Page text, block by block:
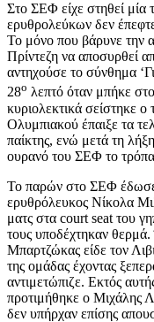
Στο ΣΕΦ είχε στηθεί μία
ερυθρολεύκων δεν
Το μόνο που βάρυνε την
Πρίντεζη να αποσυρθεί
αντηχούσε το σύνθημα
28ο λεπτό όταν μπήκε
κυριολεκτικά σείστηκε
Ολυμπιακού έπαιξε τα
παίκτης, ενώ μετά τη
ουρανό του ΣΕΦ το
Το παρών στο ΣΕΦ
ερυθρόλευκος Νίκολα
ματς στα court seat του
τους υποδέχτηκαν
Μπαρτζώκας είδε τον
της ομάδας έχοντας
αντιμετώπιζε. Εκτός
προτιμήθηκε ο Μιχάλης
δεν υπήρχαν επίσης